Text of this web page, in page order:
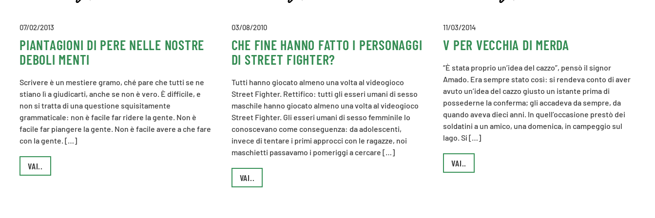
07/02/2013
PIANTAGIONI DI PERE NELLE NOSTRE
DEBOLI MENTI
Scrivere è un mestiere gramo, ché pare che tutti se ne
stiano lì a giudicarti, anche se non è vero. È difficile, e
non si tratta di una questione squisitamente
grammaticale: non è facile far ridere la gente. Non è
facile far piangere la gente. Non è facile avere a che fare
con la gente. […]
VAI..
03/08/2010
CHE FINE HANNO FATTO I PERSONAGGI
DI STREET FIGHTER?
Tutti hanno giocato almeno una volta al videogioco
Street Fighter. Rettifico: tutti gli esseri umani di sesso
maschile hanno giocato almeno una volta al videogioco
Street Fighter. Gli esseri umani di sesso femminile lo
conoscevano come conseguenza: da adolescenti,
invece di tentare i primi approcci con le ragazze, noi
maschietti passavamo i pomeriggi a cercare […]
VAI..
11/03/2014
V PER VECCHIA DI MERDA
“È stata proprio un’idea del cazzo”, pensò il signor
Amado. Era sempre stato così: si rendeva conto di aver
avuto un’idea del cazzo giusto un istante prima di
possederne la conferma; gli accadeva da sempre, da
quando aveva dieci anni. In quell’occasione prestò dei
soldatini a un amico, una domenica, in campeggio sul
lago. Si […]
VAI..